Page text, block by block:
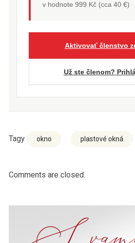
v hodnote 999 Kč (cca 40 €)
Aktivovať členstvo
Už ste členom?
Tagy okno plastové okná
Comments are closed.